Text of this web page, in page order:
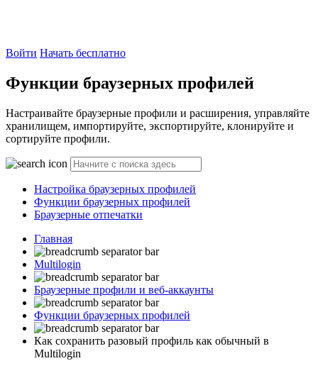
Войти Начать бесплатно
Функции браузерных профилей
Настраивайте браузерные профили и расширения, управляйте
хранилищем, импортируйте, экспортируйте, клонируйте и
сортируйте профили.
Настройка браузерных профилей
Функции браузерных профилей
Браузерные отпечатки
Главная
Multilogin
Браузерные профили и веб-аккаунты
Функции браузерных профилей
Как сохранить разовый профиль как обычный в
Multilogin